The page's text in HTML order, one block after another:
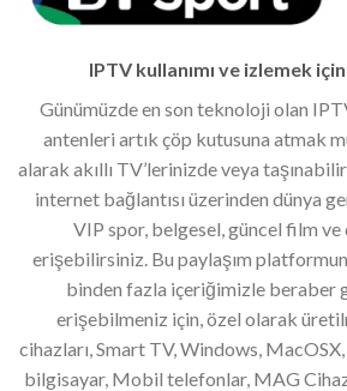
IPTV kullanımı ve izlemek
Günümüzde en son teknoloji olan
antenleri artık çöp kutusuna atmak
alarak akıllı TV’lerinizde veya
internet bağlantısı üzerinden dünya
VIP spor, belgesel, güncel film
erişebilirsiniz. Bu paylaşım
binden fazla içeriğimizle beraber
erişebilmeniz için, özel olarak
cihazları, Smart TV, Windows,
bilgisayar, Mobil telefonlar, MAG